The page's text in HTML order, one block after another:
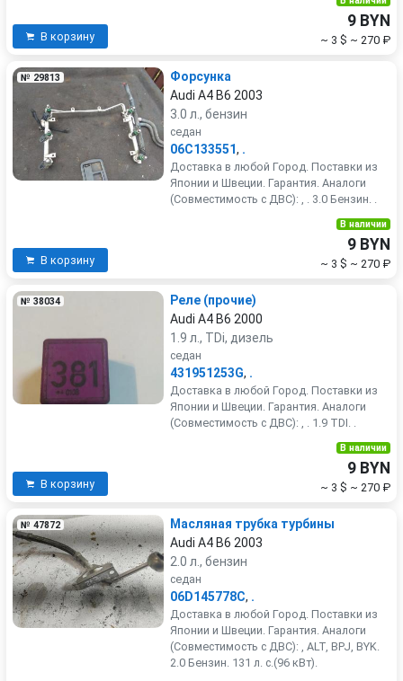
В корзину
9 BYN
~ 3 $ ~ 270 ₽
№ 29813
Форсунка
Audi A4 B6 2003
3.0 л., бензин
седан
06C133551, .
Доставка в любой Город. Поставки из
Японии и Швеции. Гарантия. Аналоги
(Совместимость с ДВС): , . 3.0 Бензин. .
В корзину
В наличии
9 BYN
~ 3 $ ~ 270 ₽
№ 38034
Реле (прочие)
Audi A4 B6 2000
1.9 л., TDi, дизель
седан
431951253G, .
Доставка в любой Город. Поставки из
Японии и Швеции. Гарантия. Аналоги
(Совместимость с ДВС): , . 1.9 TDI. .
В корзину
В наличии
9 BYN
~ 3 $ ~ 270 ₽
№ 47872
Масляная трубка турбины
Audi A4 B6 2003
2.0 л., бензин
седан
06D145778C, .
Доставка в любой Город. Поставки из
Японии и Швеции. Гарантия. Аналоги
(Совместимость с ДВС): , ALT, BPJ, BYK.
2.0 Бензин. 131 л. с.(96 кВт).